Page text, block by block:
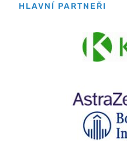
HLAVNÍ PARTNEŘI